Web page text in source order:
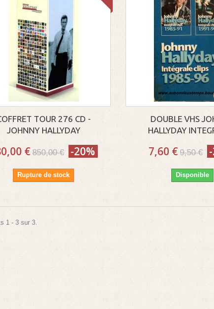
TOUR 276 CD -
JOHNNY HALLYDAY
€ 850,00 € -20%
Rupture de stock
DOUBLE VHS
HALLYDAY
7,60 € 9,50 €
Disponible
1 - 3 sur 3.